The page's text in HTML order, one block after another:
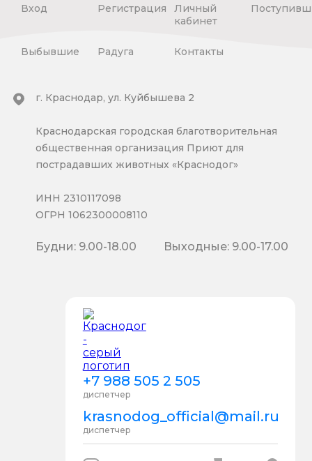
Вход Регистрация
Личный
кабинет
Выбывшие Радуга Контакты
+7 988 505 2 505
диспетчер
krasnodog_official@mail.ru
диспетчер
г. Краснодар, ул. Куйбышева 2
Краснодарская городская благотворительная
общественная организация Приют для
пострадавших животных «Краснодог»
ИНН 2310117098
ОГРН 1062300008110
Будни: 9.00-18.00 Выходные: 9.00-17.00